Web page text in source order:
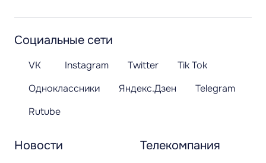
Новости Телекомпания
Социальные сети
VK Instagram Twitter
Tik Tok
Одноклассники
Яндекс.Дзен
Telegram
Rutube